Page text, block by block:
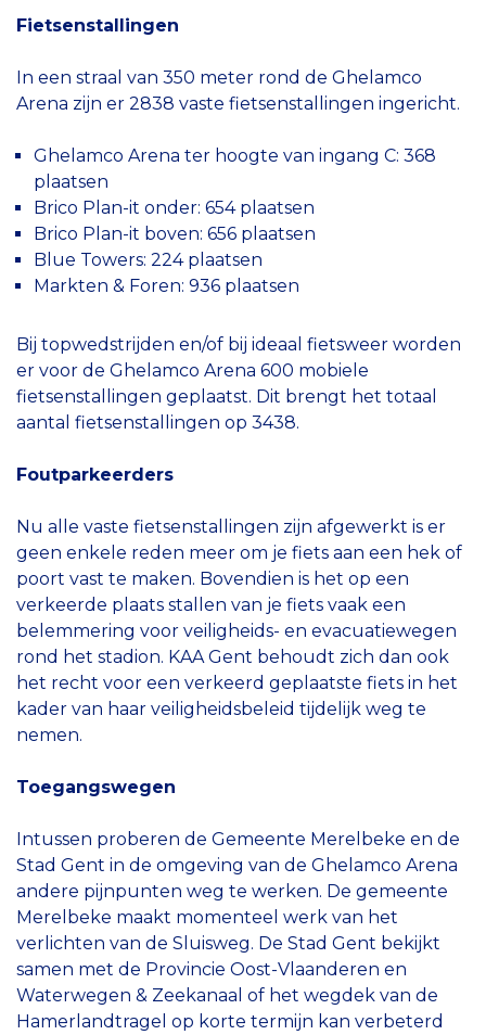
Fietsenstallingen
In een straal van 350 meter rond de Ghelamco
Arena zijn er 2838 vaste fietsenstallingen ingericht.
Ghelamco Arena ter hoogte van ingang C: 368
plaatsen
Brico Plan-it onder: 654 plaatsen
Brico Plan-it boven: 656 plaatsen
Blue Towers: 224 plaatsen
Markten & Foren: 936 plaatsen
Bij topwedstrijden en/of bij ideaal fietsweer worden
er voor de Ghelamco Arena 600 mobiele
fietsenstallingen geplaatst. Dit brengt het totaal
aantal fietsenstallingen op 3438.
Foutparkeerders
Nu alle vaste fietsenstallingen zijn afgewerkt is er
geen enkele reden meer om je fiets aan een hek of
poort vast te maken. Bovendien is het op een
verkeerde plaats stallen van je fiets vaak een
belemmering voor veiligheids- en evacuatiewegen
rond het stadion. KAA Gent behoudt zich dan ook
het recht voor een verkeerd geplaatste fiets in het
kader van haar veiligheidsbeleid tijdelijk weg te
nemen.
Toegangswegen
Intussen proberen de Gemeente Merelbeke en de
Stad Gent in de omgeving van de Ghelamco Arena
andere pijnpunten weg te werken. De gemeente
Merelbeke maakt momenteel werk van het
verlichten van de Sluisweg. De Stad Gent bekijkt
samen met de Provincie Oost-Vlaanderen en
Waterwegen & Zeekanaal of het wegdek van de
Hamerlandtragel op korte termijn kan verbeterd